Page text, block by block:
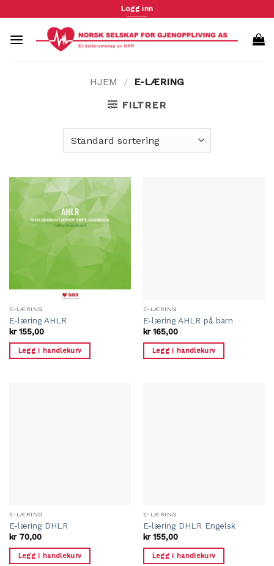
content
Logg inn
HJEM /
E-LÆRING
FILTRER
E-LÆRING
E-læring AHLR
kr155,00
Legg i handlekurv
E-LÆRING
E-læring AHLR på barn
kr165,00
Legg i handlekurv
E-LÆRING
E-læring DHLR
kr70,00
Legg i handlekurv
E-LÆRING
E-læring DHLR Engelsk
kr155,00
Legg i handlekurv